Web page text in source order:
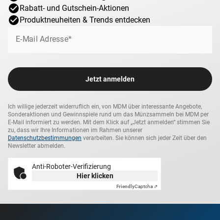
Rabatt- und Gutschein-Aktionen
Produktneuheiten & Trends entdecken
E-Mail Adresse*
Jetzt anmelden
Ich willige jederzeit widerruflich ein, von MDM über interessante Angebote,
Sonderaktionen und Gewinnspiele rund um das Münzsammeln bei MDM per
E-Mail informiert zu werden. Mit dem Klick auf „Jetzt anmelden“ stimmen Sie
zu, dass wir Ihre Informationen im Rahmen unserer
Datenschutzbestimmungen verarbeiten. Sie können sich jeder Zeit über den
Newsletter abmelden.
Anti-Roboter-Verifizierung
Hier klicken
FriendlyCaptcha ⇗